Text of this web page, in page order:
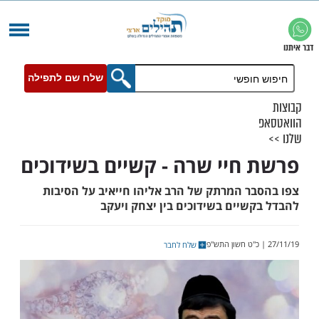
שלח שם לתפילה
שרה - קשיים בשידוכים
המרתק של הרב אליהו חייאיב על הסיבות
בשידוכים בין יצחק ויעקב
שלח לחבר